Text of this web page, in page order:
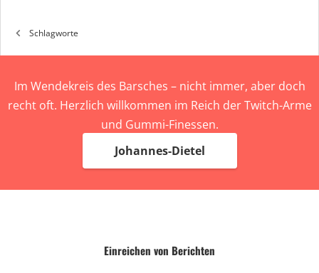
Schlagworte
Im Wendekreis des Barsches – nicht immer, aber doch
recht oft. Herzlich willkommen im Reich der Twitch-Arme
und Gummi-Finessen.
Johannes-Dietel
Einreichen von Berichten